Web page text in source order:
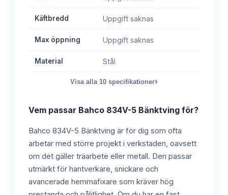
Käftbredd Uppgift saknas
Max öppning Uppgift saknas
Material Stål
Visa alla 10 specifikationer›
Vem passar Bahco 834V-5 Bänktving för?
Bahco 834V-5 Bänktving är för dig som ofta
arbetar med större projekt i verkstaden, oavsett
om det gäller träarbete eller metall. Den passar
utmärkt för hantverkare, snickare och
avancerade hemmafixare som kräver hög